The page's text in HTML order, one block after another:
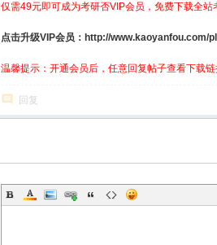
仅需49元即可成为考研否VIP会员，免费下载全站
点击升级VIP会员：http://www.kaoyanfou.com/
温馨提示：开通会员后，任意回复帖子查看下载
回复